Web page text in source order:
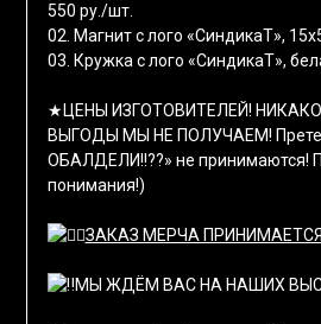
550 ру./шт.
02. Магнит с лого «СиндикаТ»,
03. Кружка с лого «СиндикаТ»,
★ЦЕНЫ ИЗГОТОВИТЕЛЕЙ!
ВЫГОДЫ МЫ НЕ ПОЛУЧАЕМ!
ОБАЛДЕЛИ!!??» не принимаются!
понимания!)
ЗАКАЗ МЕРЧА
МЫ ЖДЁМ ВАС НА НАШИХ